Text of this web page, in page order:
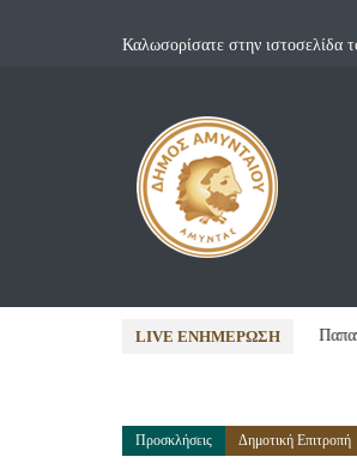
Καλωσορίσατε στην ιστοσελίδα
LIVE ΕΝΗΜΈΡΩΣΗ 06/
Προσκλήσεις Δημοτική Επιτροπή